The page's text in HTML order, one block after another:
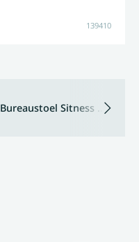
139410
Bureaustoel Sitness Airwork